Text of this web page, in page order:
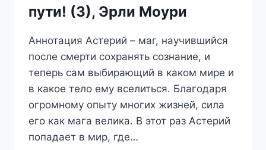
пути! (3), Эрли Моури
Аннотация Астерий – маг, научившийся
после смерти сохранять сознание, и
теперь сам выбирающий в каком мире и
в какое тело ему вселиться. Благодаря
огромному опыту многих жизней, сила
его как мага велика. В этот раз Астерий
попадает в мир, где…